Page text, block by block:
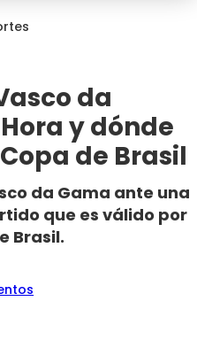
da
y dónde
de Brasil
da Gama ante una
que es válido por
Brasil.